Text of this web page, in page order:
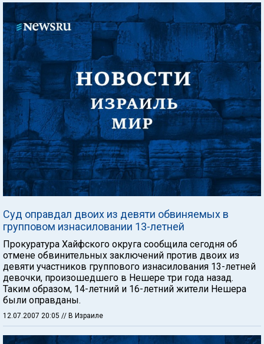
Суд оправдал двоих из девяти обвиняемых в
групповом изнасиловании 13-летней
Прокуратура Хайфского округа сообщила сегодня об
отмене обвинительных заключений против двоих из
девяти участников группового изнасилования 13-летней
девочки, произошедшего в Нешере три года назад.
Таким образом, 14-летний и 16-летний жители Нешера
были оправданы.
12.07.2007 20:05 // В Израиле